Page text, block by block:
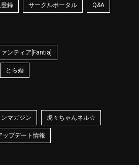
録 サークルポータル Q&A
ァンティア[Fantia]
とら婚
マガジン 虎々ちゃんネル☆
ップデート情報